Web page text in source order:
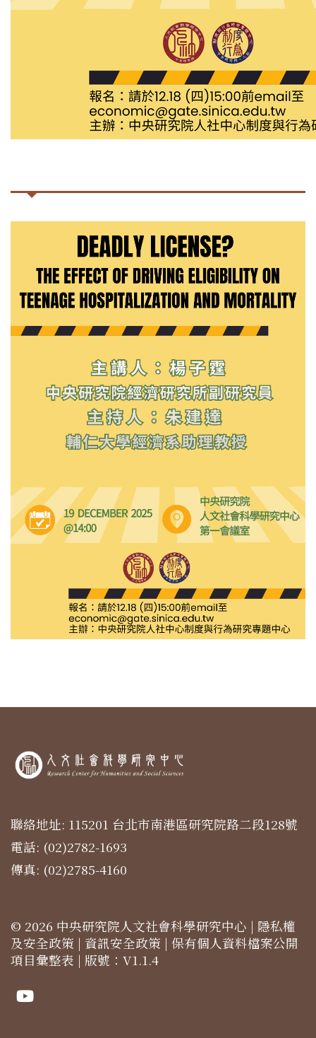
聯絡地址: 115201 台北市南港區研究院路二段128號
電話: (02)2782-1693
傳真: (02)2785-4160
© 2026 中央研究院人文社會科學研究中心 | 隱私權
及安全政策 | 資訊安全政策 | 保有個人資料檔案公開
項目彙整表 | 版號：V1.1.4
Youtube